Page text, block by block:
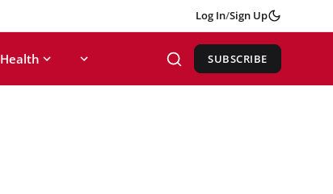
Log In/Sign Up
Health SUBSCRIBE